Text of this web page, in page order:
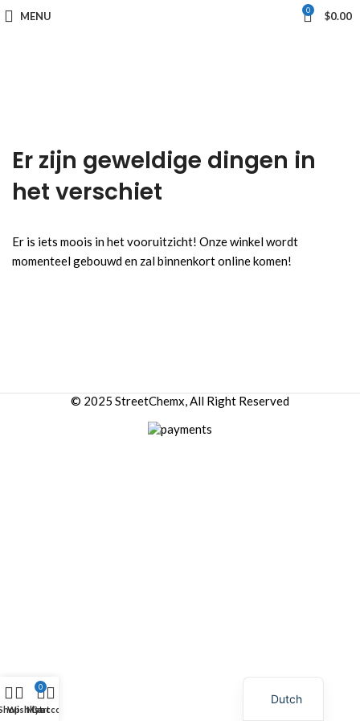
MENU 0 $0.00
Er zijn geweldige dingen in
het verschiet
Er is iets moois in het vooruitzicht! Onze winkel wordt
momenteel gebouwd en zal binnenkort online komen!
© 2025 StreetChemx, All Right Reserved
Wishlist
0
Cart
My account
Dutch